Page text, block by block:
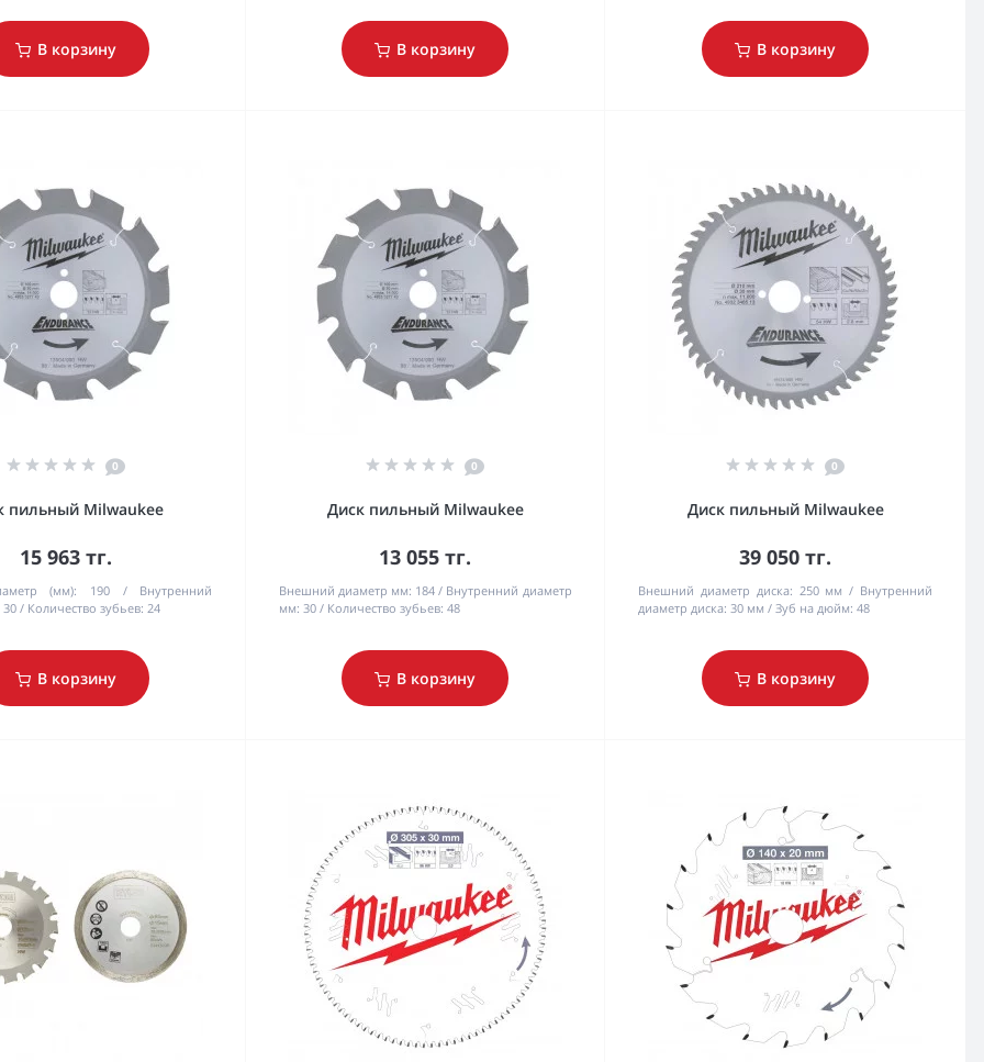
В корзину В корзину В корзину
0
пильный Milwaukee
15 963 тг.
(мм): 190
Внутренний
30 Количество зубьев: 24
В корзину
0
Диск пильный Milwaukee
13 055 тг.
Внешний диаметр мм: 184
Внутренний диаметр
мм: 30 Количество зубьев: 48
В корзину
0
Диск пильный Milwaukee
39 050 тг.
Внешний диаметр диска: 250 мм
Внутренний
диаметр диска: 30 мм Зуб на дюйм: 48
В корзину